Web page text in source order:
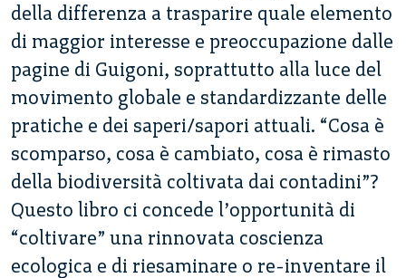
della differenza a trasparire quale elemento
di maggior interesse e preoccupazione dalle
pagine di Guigoni, soprattutto alla luce del
movimento globale e standardizzante delle
pratiche e dei saperi/sapori attuali. “Cosa è
scomparso, cosa è cambiato, cosa è rimasto
della biodiversità coltivata dai contadini”?
Questo libro ci concede l’opportunità di
“coltivare” una rinnovata coscienza
ecologica e di riesaminare o re-inventare il